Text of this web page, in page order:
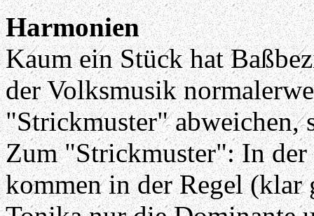
Harmonien
Kaum ein Stück hat
der Volksmusik
"Strickmuster" abweichen,
Zum "Strickmuster": In der
kommen in der Regel (klar